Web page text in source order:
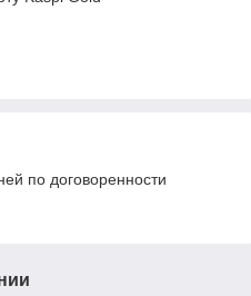
по договоренности